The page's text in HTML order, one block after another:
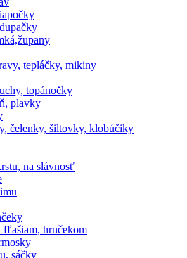
tepláčky, mikiny
topánočky
plavky
čelenky, šiltovky, klobúčiky
na slávnosť
fľašiam, hrnčekom
sáčky